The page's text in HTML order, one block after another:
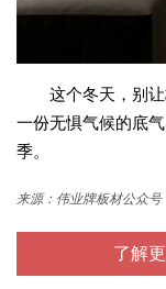
这个冬天，别
一份无惧气候的底
季。
来源：伟业牌板材公众号
了解